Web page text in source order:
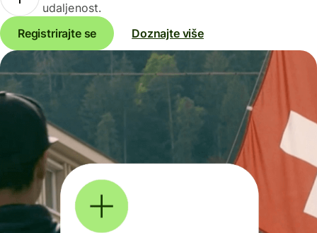
udaljenost.
Registrirajte se
Doznajte više